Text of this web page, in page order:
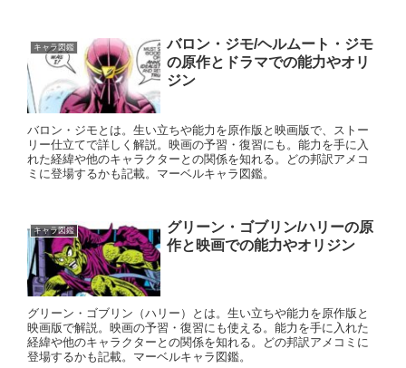
キャラ図鑑
バロン・ジモ/ヘルムート・ジモ
の原作とドラマでの能力やオリ
ジン
バロン・ジモとは。生い立ちや能力を原作版と映画版で、ストー
リー仕立てで詳しく解説。映画の予習・復習にも。能力を手に入
れた経緯や他のキャラクターとの関係を知れる。どの邦訳アメコ
ミに登場するかも記載。マーベルキャラ図鑑。
キャラ図鑑
グリーン・ゴブリン/ハリーの原
作と映画での能力やオリジン
グリーン・ゴブリン（ハリー）とは。生い立ちや能力を原作版と
映画版で解説。映画の予習・復習にも使える。能力を手に入れた
経緯や他のキャラクターとの関係を知れる。どの邦訳アメコミに
登場するかも記載。マーベルキャラ図鑑。